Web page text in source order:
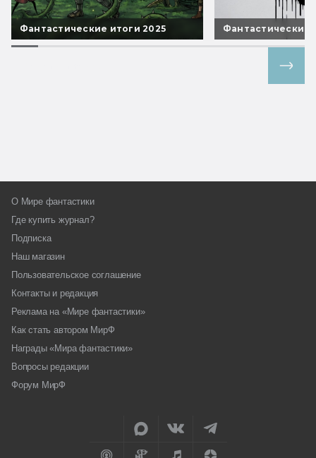
Фантастические итоги 2025 Фантастические
О Мире фантастики
Где купить журнал?
Подписка
Наш магазин
Пользовательское соглашение
Контакты и редакция
Реклама на «Мире фантастики»
Как стать автором МирФ
Награды «Мира фантастики»
Вопросы редакции
Форум МирФ